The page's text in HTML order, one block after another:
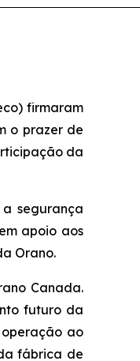
firmaram
o prazer de
da
segurança
apoio aos
Orano.
Canada.
futuro da
ao
fábrica de